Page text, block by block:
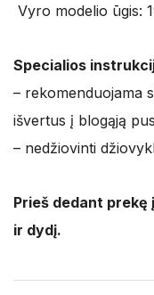
Vyro modelio ūgis:
Specialios
– rekomenduojama
išvertus į blogąją
– nedžiovinti
Prieš dedant
ir dydį.